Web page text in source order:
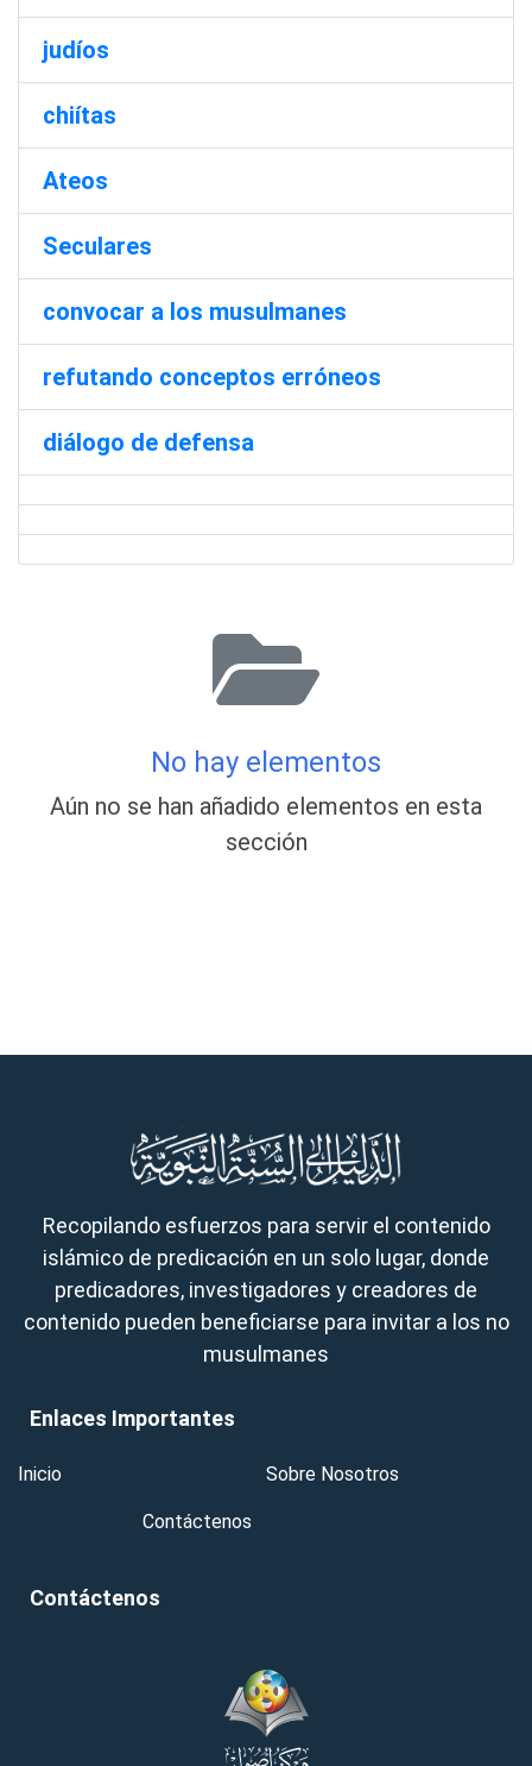
judíos
chiítas
Ateos
Seculares
convocar a los musulmanes
refutando conceptos erróneos
diálogo de defensa
No hay elementos
Aún no se han añadido elementos en esta
sección
Recopilando esfuerzos para servir el contenido
islámico de predicación en un solo lugar, donde
predicadores, investigadores y creadores de
contenido pueden beneficiarse para invitar a los no
musulmanes
Enlaces Importantes
Inicio Sobre Nosotros
Contáctenos
Contáctenos